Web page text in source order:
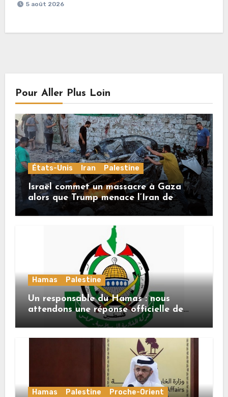
5 août 2026
Pour Aller Plus Loin
États-Unis Iran Palestine
Israël commet un massacre à Gaza
alors que Trump menace l’Iran de
«décapitation»
Hamas Palestine
Un responsable du Hamas : nous
attendons une réponse officielle de
Mladenov concernant la feuille de
Hamas Palestine Proche-Orient